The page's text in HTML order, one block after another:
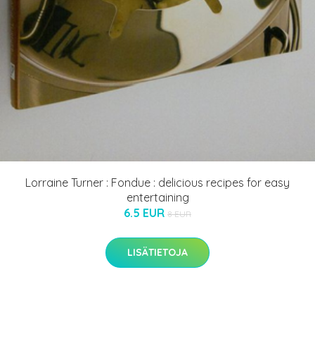
Lorraine Turner : Fondue : delicious recipes for easy
entertaining
6.5 EUR 8 EUR
LISÄTIETOJA